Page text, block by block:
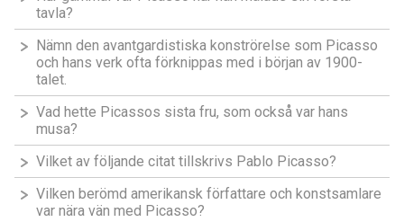
tavla?
Nämn den avantgardistiska konströrelse som Picasso
och hans verk ofta förknippas med i början av 1900-
talet.
Vad hette Picassos sista fru, som också var hans
musa?
Vilket av följande citat tillskrivs Pablo Picasso?
Vilken berömd amerikansk författare och konstsamlare
var nära vän med Picasso?